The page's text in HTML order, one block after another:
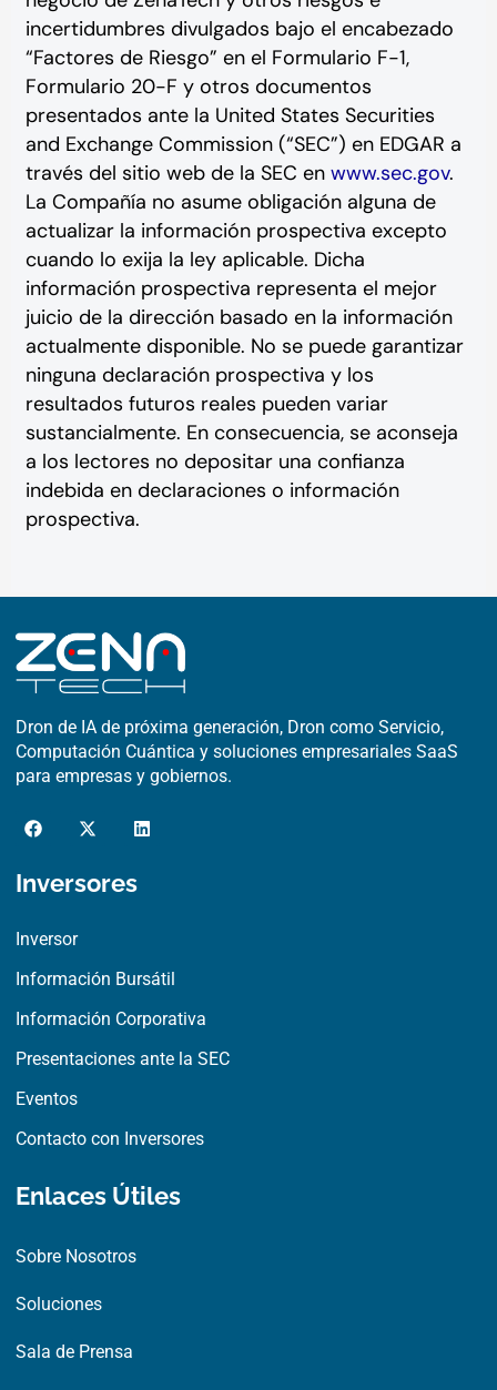
incertidumbres divulgados bajo el encabezado
“Factores de Riesgo” en el Formulario F-1,
Formulario 20-F y otros documentos
presentados ante la United States Securities
and Exchange Commission (“SEC”) en EDGAR a
través del sitio web de la SEC en www.sec.gov.
La Compañía no asume obligación alguna de
actualizar la información prospectiva excepto
cuando lo exija la ley aplicable. Dicha
información prospectiva representa el mejor
juicio de la dirección basado en la información
actualmente disponible. No se puede garantizar
ninguna declaración prospectiva y los
resultados futuros reales pueden variar
sustancialmente. En consecuencia, se aconseja
a los lectores no depositar una confianza
indebida en declaraciones o información
prospectiva.
Dron de IA de próxima generación, Dron como Servicio,
Computación Cuántica y soluciones empresariales SaaS
para empresas y gobiernos.
F
a
b
k
X
-
i
L
i
Inversores
Inversor
Información Bursátil
Información Corporativa
Presentaciones ante la SEC
Eventos
Contacto con Inversores
Enlaces Útiles
Sobre Nosotros
Soluciones
Sala de Prensa